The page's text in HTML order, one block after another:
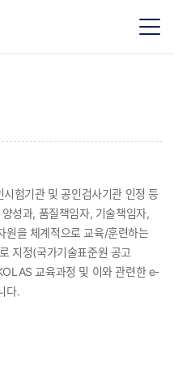
험기관 및 공인검사기관 인정 등
성과, 품질책임자, 기술책임자,
원을 체계적으로 교육/훈련하는
지정(국가기술표준원 공고
교육과정 및 이와 관련한 e-
다.